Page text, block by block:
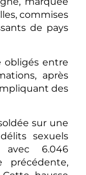
commises
de pays
obligés entre
après
des
sur une
sexuels
6.046
précédente,